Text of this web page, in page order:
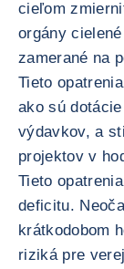
cieľom
orgány
zamerané na
Tieto
ako sú
výdavkov, a
projektov v
Tieto
deficitu.
krátkodobom
riziká pre